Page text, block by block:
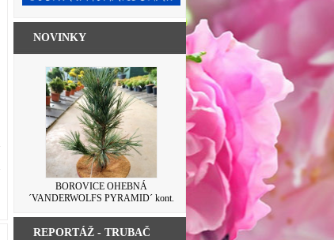
NOVINKY
BOROVICE OHEBNÁ
´VANDERWOLFS PYRAMID´ kont.
SKLENICE ZAVAŘOVACÍ S VÍČKEM
LEVANDULE 500ML
REPORTÁŽ - TRUBAČ